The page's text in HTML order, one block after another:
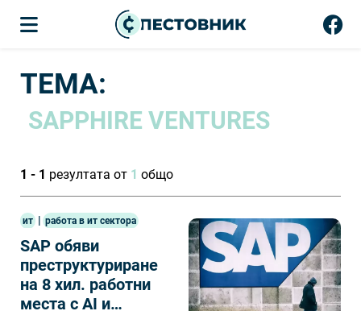
ТЕМА:
SAPPHIRE VENTURES
1 - 1 резултата от 1 общо
ит | работа в ит сектора
SAP обяви
преструктуриране
на 8 хил. работни
места с AI и